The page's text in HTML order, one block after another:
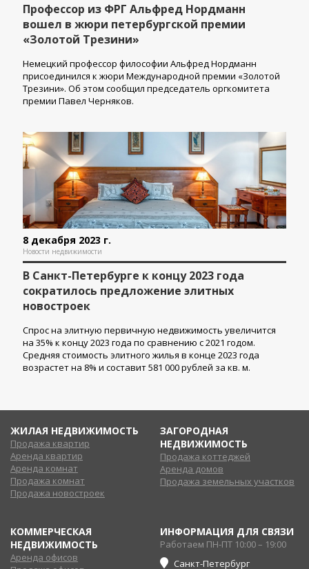
Профессор из ФРГ Альфред Нордманн
вошел в жюри петербургской премии
«Золотой Трезини»
Немецкий профессор философии Альфред Нордманн
присоединился к жюри Международной премии «Золотой
Трезини». Об этом сообщил председатель оргкомитета
премии Павел Черняков.
8 декабря 2023 г.
Новости недвижимости
В Санкт-Петербурге к концу 2023 года
сократилось предложение элитных
новостроек
Спрос на элитную первичную недвижимость увеличится
на 35% к концу 2023 года по сравнению с 2021 годом.
Средняя стоимость элитного жилья в конце 2023 года
возрастет на 8% и составит 581 000 рублей за кв. м.
ЖИЛАЯ НЕДВИЖИМОСТЬ
Продажа квартир
Аренда квартир
Аренда комнат
Продажа комнат
Продажа новостроек
ЗАГОРОДНАЯ
НЕДВИЖИМОСТЬ
Продажа коттеджей
Аренда домов
Продажа земельных участков
КОММЕРЧЕСКАЯ
НЕДВИЖИМОСТЬ
Аренда офисов
ИНФОРМАЦИЯ ДЛЯ СВЯЗИ
Работаем ПН-ПТ 10:00 – 19:00
Санкт-Петербург